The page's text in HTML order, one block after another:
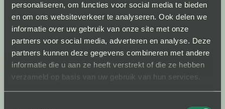
personaliseren, om functies voor social media te bieden
en om ons websiteverkeer te analyseren. Ook delen we
informatie over uw gebruik van onze site met onze
partners voor social media, adverteren en analyse. Deze
partners kunnen deze gegevens combineren met andere
informatie die u aan ze heeft verstrekt of die ze hebben
verzameld op basis van uw gebruik van hun services.
student(e) die zijn/haar interesse, passie en
vaardigheid wil inzetten om ons vooruit te helpen.
Als je op zoek bent naar een stage bij een
internationale startup waar je ervaring op kunt doen
en tegelijkertijd impact kunt hebben, dan willen we
je graag ontmoeten! Stuur mij een mail via
doron@woodyou.care